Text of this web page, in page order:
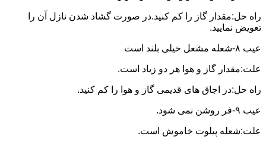
راه حل:مقدار گاز را کم کنید.در صورت گشاد شدن نازل آن را
تعویض نمایید.
عیب ۸-شعله مشعل خیلی بلند است
علت:مقدار گاز و هوا هر دو زیاد است.
راه حل:در اجاق های قدیمی گاز و هوا را کم کنید.
عیب ۹-فر روشن نمی شود.
علت:شعله پیلوت خاموش است.